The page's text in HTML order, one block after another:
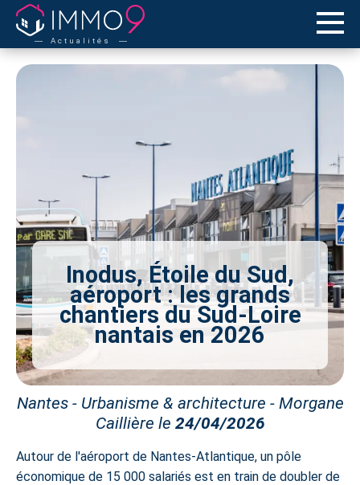
Actualités
Inodus, Étoile du Sud,
aéroport : les grands
chantiers du Sud-Loire
nantais en 2026
Nantes - Urbanisme & architecture - Morgane
Caillière le 24/04/2026
Autour de l'aéroport de Nantes-Atlantique, un pôle
économique de 15 000 salariés est en train de doubler de